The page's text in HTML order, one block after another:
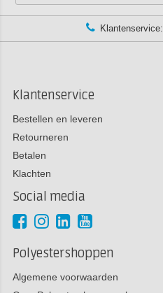
Klantenservice:
Klantenservice
Bestellen en leveren
Retourneren
Betalen
Klachten
Social media
Polyestershoppen
Algemene voorwaarden